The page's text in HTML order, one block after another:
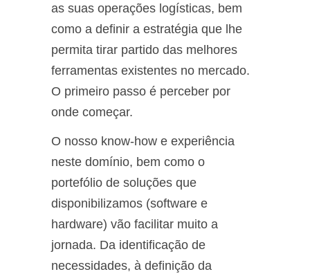
as suas operações logísticas, bem
como a definir a estratégia que lhe
permita tirar partido das melhores
ferramentas existentes no mercado.
O primeiro passo é perceber por
onde começar.
O nosso know-how e experiência
neste domínio, bem como o
portefólio de soluções que
disponibilizamos (software e
hardware) vão facilitar muito a
jornada. Da identificação de
necessidades, à definição da